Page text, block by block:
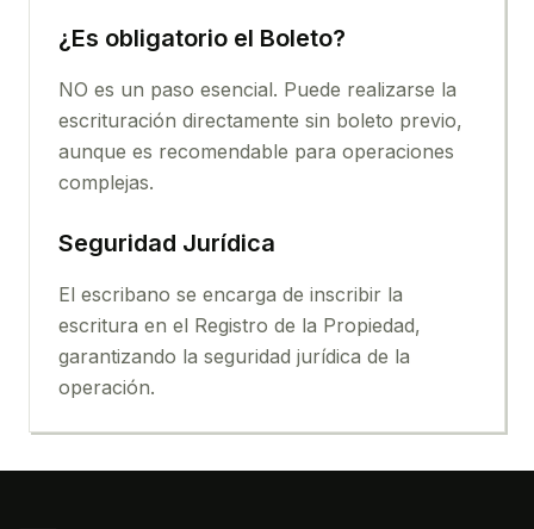
¿Es obligatorio el Boleto?
NO es un paso esencial. Puede realizarse la
escrituración directamente sin boleto previo,
aunque es recomendable para operaciones
complejas.
Seguridad Jurídica
El escribano se encarga de inscribir la
escritura en el Registro de la Propiedad,
garantizando la seguridad jurídica de la
operación.